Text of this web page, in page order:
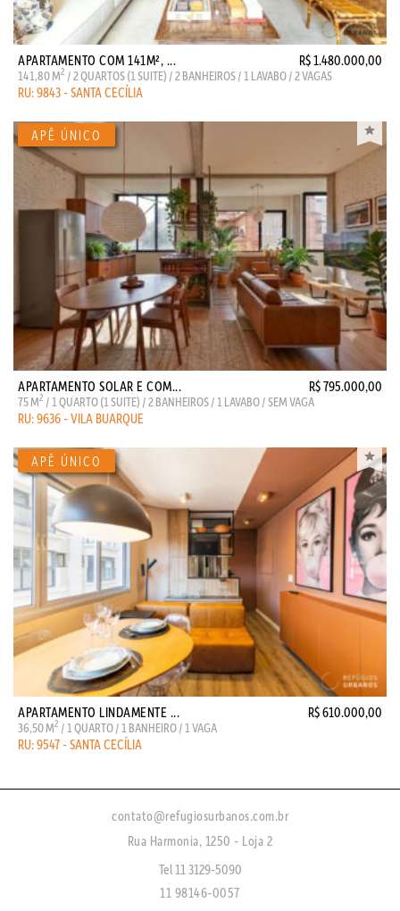
APARTAMENTO COM 141M², ... R$ 1.480.000,00
141,80 M2 / 2 QUARTOS (1 SUITE) / 2 BANHEIROS / 1 LAVABO / 2 VAGAS
RU: 9843 - SANTA CECÍLIA
APARTAMENTO SOLAR E COM... R$ 795.000,00
75 M2 / 1 QUARTO (1 SUITE) / 2 BANHEIROS / 1 LAVABO / SEM VAGA
RU: 9636 - VILA BUARQUE
APARTAMENTO LINDAMENTE ... R$ 610.000,00
36,50 M2 / 1 QUARTO / 1 BANHEIRO / 1 VAGA
RU: 9547 - SANTA CECÍLIA
contato@refugiosurbanos.com.br
Rua Harmonia, 1250 - Loja 2
Tel 11 3129-5090
11 98146-0057